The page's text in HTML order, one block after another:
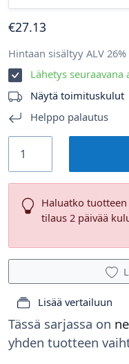
Tässä sarjassa on
yhden tuotteen
€27.13
Hintaan sisältyy ALV 26%
Lähetys seuraavana
Näytä toimituskulut
Helppo palautus
Haluatko tuotteen
tilaus 2 päivää
Lisää vertailuun